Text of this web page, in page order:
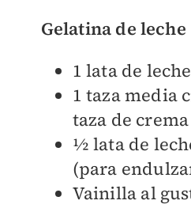
Gelatina de leche
1 lata de
1 taza media
taza de
½ lata de
(para
Vainilla al